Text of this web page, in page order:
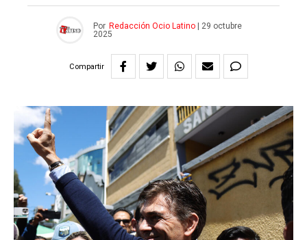
Por Redacción Ocio Latino
29 octubre
2025
Compartir